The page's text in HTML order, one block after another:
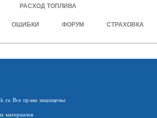
РАСХОД ТОПЛИВА
ОШИБКИ ФОРУМ СТРАХОВКА
Все права защищены
материалов